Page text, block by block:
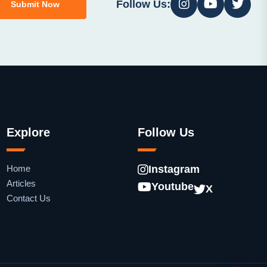
Submit Now Follow Us:
Explore
Home
Articles
Contact Us
Follow Us
Instagram
Youtube
X